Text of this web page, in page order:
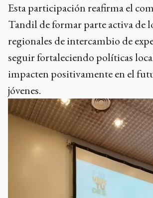
Esta participación reafirma el
Tandil de formar parte activa de
regionales de intercambio de
seguir fortaleciendo políticas
impacten positivamente en el
jóvenes.